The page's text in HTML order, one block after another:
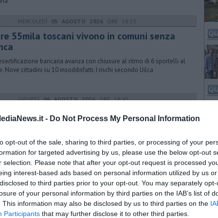
- Do Not Process My Personal Information
opt-out of the sale, sharing to third parties, or processing of your
for targeted advertising by us, please use the below opt-out
selection. Please note that after your opt-out request is processed
interest-based ads based on personal information utilized by us
to third parties prior to your opt-out. You may separately
of your personal information by third parties on the IAB’s list of
This information may also be disclosed by us to third parties on the
Participants that may further disclose it to other third parties.
MERCOLEDÌ 05 AGOSTO 2026 ORE 18:55
55mila toscani vivono in comuni senza
bancaria avanza con chiusure al ritmo di 6 sportelli al
Nove cittadini su 10 insoddisfatti. I rischi secondo Uilca
GIOVEDÌ06 AGOSTO 2026ORE 18:45
delle energie rinnovabili nell'ex deposito
di stoccaggio di carburanti fu teatro di un'esplosione in cui
la vita 5 persone. Ora la rinascita con la nuova destinazione
MERCOLEDÌ05 AGOSTO 2026 ORE 18:45
ori nella Senna per Ginevra Taddeucci
di nuoto l'atleta toscana ha vinto sui 5 e sui 10 chilometri
per due volte di fila la vetta del podio nelle gare di fondo